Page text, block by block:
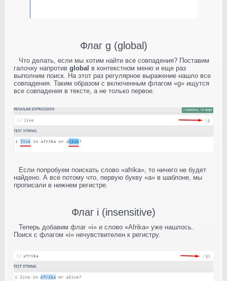
Флаг g (global)
Что делать, если мы хотим найти все совпадения? Поставим
галочку напротив global в контекстном меню и еще раз
выполним поиск. На этот раз регулярное выражение нашло все
совпадения. Таким образом с включенным флагом «g» ищутся
все совпадения в тексте, а не только первое.
Если попробуем поискать слово «afrika», то ничего не будет
найдено. А все потому что, первую букву «a» в шаблоне, мы
прописали в нижнем регистре.
Флаг i (insensitive)
Теперь добавим флаг «i» и слово «Afrika» уже нашлось.
Поиск с флагом «i» нечувствителен к регистру.